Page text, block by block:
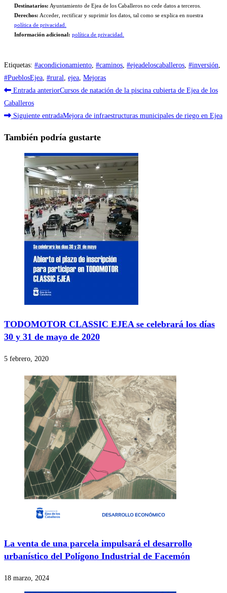
Destinatarios: Ayuntamiento de Ejea de los Caballeros no cede datos a terceros.
Derechos: Acceder, rectificar y suprimir los datos, tal como se explica en nuestra
política de privacidad.
Información adicional: política de privacidad.
Etiquetas: #acondicionamiento #caminos #ejeadeloscaballeros #inversión
#PueblosEjea #rural ejea Mejoras
Leer
más
artículos
Entrada anteriorCursos de natación de la piscina cubierta de Ejea de los
Caballeros
Siguiente entradaMejora de infraestructuras municipales de riego en Ejea
También podría gustarte
TODOMOTOR CLASSIC EJEA se celebrará los días
30 y 31 de mayo de 2020
5 febrero, 2020
La venta de una parcela impulsará el desarrollo
urbanístico del Polígono Industrial de Facemón
18 marzo, 2024